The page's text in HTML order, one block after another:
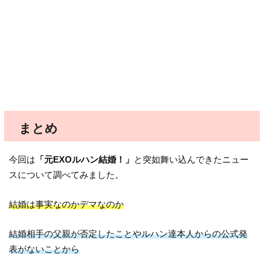
まとめ
今回は 「元EXOルハン結婚！」 と突如舞い込んできたニュー
スについて調べてみました。
結婚は事実なのかデマなのか
結婚相手の父親が否定したことやルハン達本人からの公式発
表がないことから